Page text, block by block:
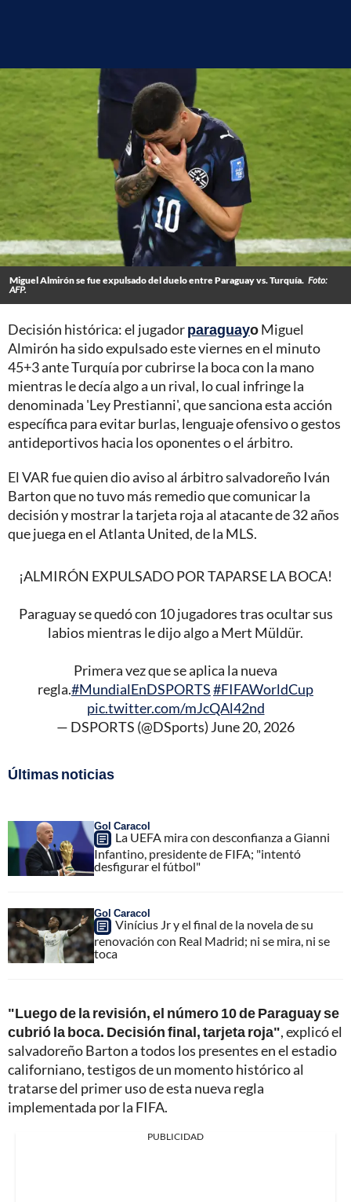
Miguel Almirón se fue expulsado del duelo entre Paraguay vs. Turquía. Foto:
AFP.
Decisión histórica: el jugadorparaguayoMiguel
Almirón ha sido expulsado este viernes en el minuto
45+3 ante Turquía por cubrirse la boca con la mano
mientras le decía algo a un rival, lo cual infringe la
denominada 'Ley Prestianni', que sanciona esta acción
específica para evitar burlas, lenguaje ofensivo o gestos
antideportivos hacia los oponentes o el árbitro.
El VAR fue quien dio aviso al árbitro salvadoreño Iván
Barton que no tuvo más remedio que comunicar la
decisión y mostrar la tarjeta roja al atacante de 32 años
que juega en el Atlanta United, de la MLS.
¡ALMIRÓN EXPULSADO POR TAPARSE LA BOCA!
Paraguay se quedó con 10 jugadores tras ocultar sus
labios mientras le dijo algo a Mert Müldür.
Primera vez que se aplica la nueva
regla.#MundialEnDSPORTS#FIFAWorldCup
pic.twitter.com/mJcQAl42nd
— DSPORTS (@DSports) June 20, 2026
Últimas noticias
Gol Caracol
La UEFA mira con desconfianza a Gianni
Infantino, presidente de FIFA; "intentó
desfigurar el fútbol"
Gol Caracol
Vinícius Jr y el final de la novela de su
renovación con Real Madrid; ni se mira, ni se
toca
"Luego de la revisión, el número 10 de Paraguay se
cubrió la boca. Decisión final, tarjeta roja", explicó el
salvadoreño Barton a todos los presentes en el estadio
californiano, testigos de un momento histórico al
tratarse del primer uso de esta nueva regla
implementada por la FIFA.
PUBLICIDAD